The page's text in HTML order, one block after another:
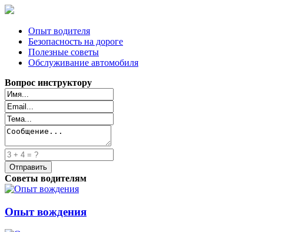
Опыт водителя
Безопасность на дороге
Полезные советы
Обслуживание автомобиля
Вопрос инструктору
Советы водителям
Опыт вождения